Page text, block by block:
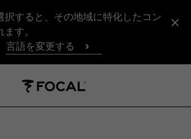
択すると、その地域に特化したコン
す。
言語を変更する